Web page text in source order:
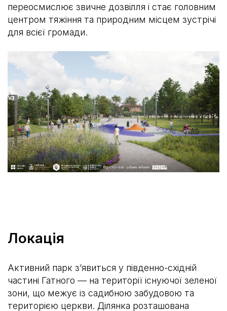
переосмислює звичне дозвілля і стає головним
центром тяжіння та природним місцем зустрічі
для всієї громади.
Локація
Активний парк з’явиться у південно-східній
частині Гатного — на території існуючої зеленої
зони, що межує із садибною забудовою та
територією церкви. Ділянка розташована